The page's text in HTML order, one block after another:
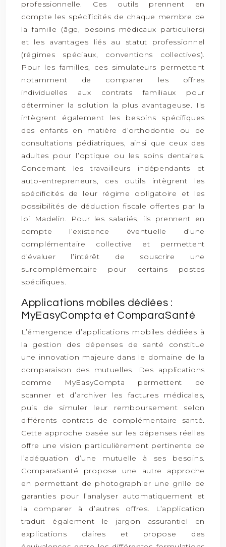
professionnelle. Ces outils prennent en
compte les spécificités de chaque membre de
la famille (âge, besoins médicaux particuliers)
et les avantages liés au statut professionnel
(régimes spéciaux, conventions collectives).
Pour les familles, ces simulateurs permettent
notamment de comparer les offres
individuelles aux contrats familiaux pour
déterminer la solution la plus avantageuse. Ils
intègrent également les besoins spécifiques
des enfants en matière d’orthodontie ou de
consultations pédiatriques, ainsi que ceux des
adultes pour l’optique ou les soins dentaires.
Concernant les travailleurs indépendants et
auto-entrepreneurs, ces outils intègrent les
spécificités de leur régime obligatoire et les
possibilités de déduction fiscale offertes par la
loi Madelin. Pour les salariés, ils prennent en
compte l’existence éventuelle d’une
complémentaire collective et permettent
d’évaluer l’intérêt de souscrire une
surcomplémentaire pour certains postes
spécifiques.
Applications mobiles dédiées :
MyEasyCompta et ComparaSanté
L’émergence d’applications mobiles dédiées à
la gestion des dépenses de santé constitue
une innovation majeure dans le domaine de la
comparaison des mutuelles. Des applications
comme MyEasyCompta permettent de
scanner et d’archiver les factures médicales,
puis de simuler leur remboursement selon
différents contrats de complémentaire santé.
Cette approche basée sur les dépenses réelles
offre une vision particulièrement pertinente de
l’adéquation d’une mutuelle à ses besoins.
ComparaSanté propose une autre approche
en permettant de photographier une grille de
garanties pour l’analyser automatiquement et
la comparer à d’autres offres. L’application
traduit également le jargon assurantiel en
explications claires et propose des